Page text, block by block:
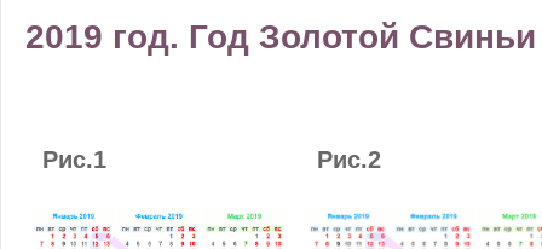
2019 год. Год Золотой Свиньи
Рис.1 Рис.2